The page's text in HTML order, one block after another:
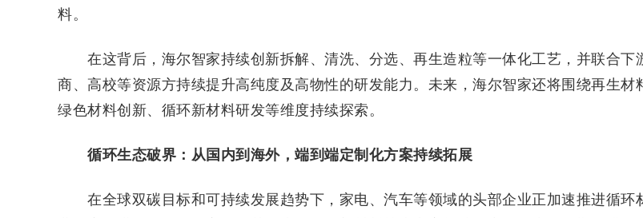
料。
在这背后，海尔智家持续创新拆解、清洗、分选、再生造粒等一体化工艺，并联合下
商、高校等资源方持续提升高纯度及高物性的研发能力。未来，海尔智家还将围绕再生材
绿色材料创新、循环新材料研发等维度持续探索。
循环生态破界：从国内到海外，端到端定制化方案持续拓展
在全球双碳目标和可持续发展趋势下，家电、汽车等领域的头部企业正加速推进循环